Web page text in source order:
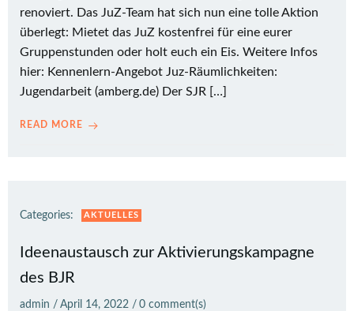
renoviert. Das JuZ-Team hat sich nun eine tolle Aktion
überlegt: Mietet das JuZ kostenfrei für eine eurer
Gruppenstunden oder holt euch ein Eis. Weitere Infos
hier: Kennenlern-Angebot Juz-Räumlichkeiten:
Jugendarbeit (amberg.de) Der SJR […]
READ MORE
Categories: AKTUELLES
Ideenaustausch zur Aktivierungskampagne
des BJR
admin / April 14, 2022 / 0 comment(s)